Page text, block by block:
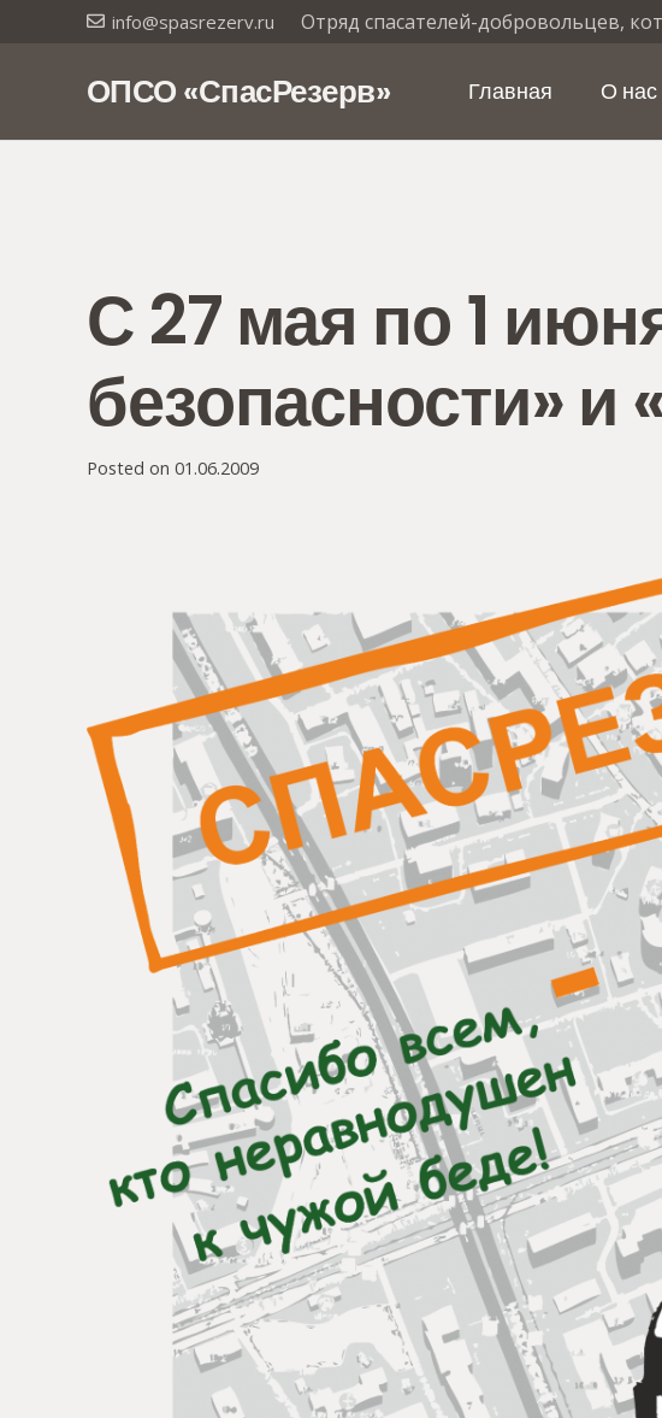
info@spasrezerv.ru Отряд спасателей-добровольцев,
ОПСО «СпасРезерв» Главная О нас
С 27 мая по 1
безопасности»
Posted on 01.06.2009